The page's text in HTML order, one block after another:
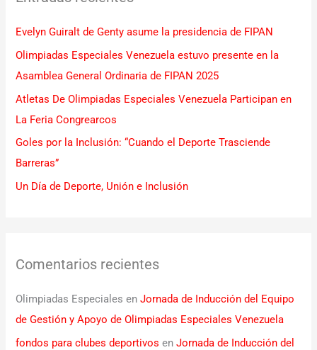
p
o
r
:
Evelyn Guiralt de Genty asume la presidencia de FIPAN
Olimpiadas Especiales Venezuela estuvo presente en la
Asamblea General Ordinaria de FIPAN 2025
Atletas De Olimpiadas Especiales Venezuela Participan en
La Feria Congrearcos
Goles por la Inclusión: “Cuando el Deporte Trasciende
Barreras”
Un Día de Deporte, Unión e Inclusión
Comentarios recientes
Olimpiadas Especiales enJornada de Inducción del Equipo
de Gestión y Apoyo de Olimpiadas Especiales Venezuela
fondos para clubes deportivos enJornada de Inducción del